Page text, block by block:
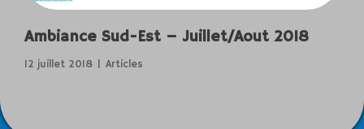
Ambiance Sud-Est – Juillet/Aout 2018
12 juillet 2018 Articles